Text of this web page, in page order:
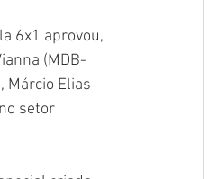
6x1 aprovou,
(MDB-
Márcio Elias
setor